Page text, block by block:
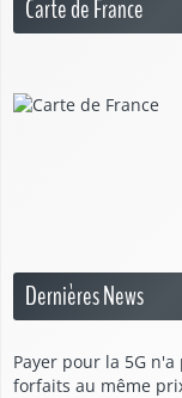
Carte de France
Dernières News
Payer pour la 5G
forfaits au même